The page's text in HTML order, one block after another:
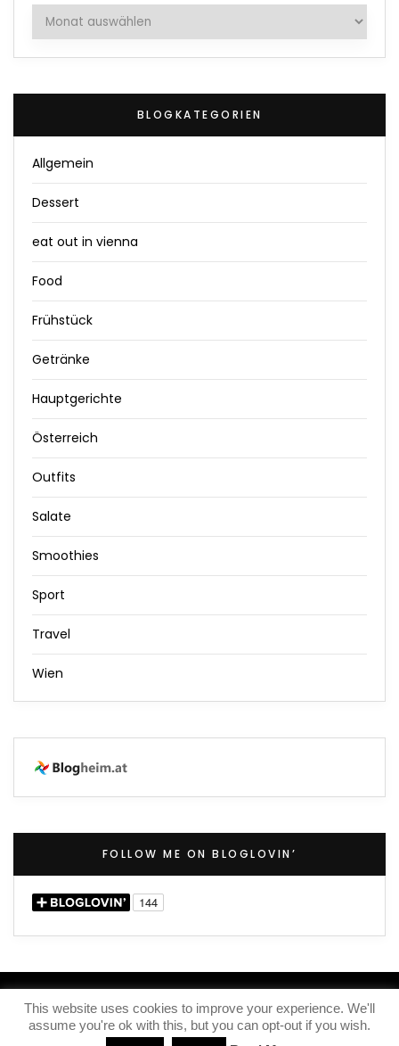
Archiv
BLOGKATEGORIEN
Allgemein
Dessert
eat out in vienna
Food
Frühstück
Getränke
Hauptgerichte
Österreich
Outfits
Salate
Smoothies
Sport
Travel
Wien
FOLLOW ME ON BLOGLOVIN’
(C) 2020 – Iris Knox
This website uses cookies to improve your experience. We'll
assume you're ok with this, but you can opt-out if you wish.